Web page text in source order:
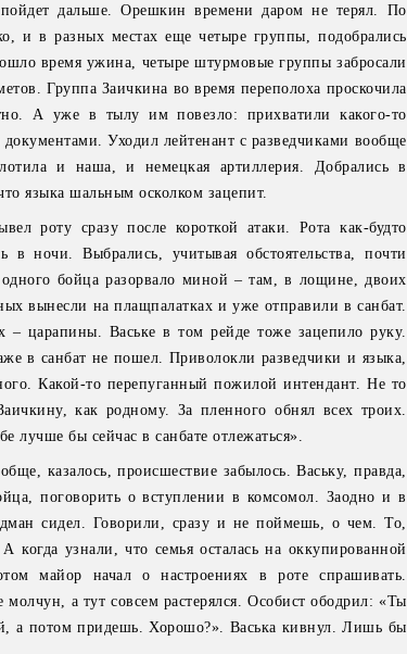
дальше. Орешкин времени даром не терял. По
и в разных местах еще четыре группы, подобрались
время ужина, четыре штурмовые группы забросали
Группа Заичкина во время переполоха проскочила
А уже в тылу им повезло: прихватили какого-то
Уходил лейтенант с разведчиками вообще
и наша, и немецкая артиллерия. Добрались в
языка шальным осколком зацепит.
роту сразу после короткой атаки. Рота как-будто
в ночи. Выбрались, учитывая обстоятельства, почти
одного бойца разорвало миной – там, в лощине, двоих
вынесли на плащпалатках и уже отправили в санбат.
– царапины. Ваське в том рейде тоже зацепило руку.
в санбат не пошел. Приволокли разведчики и языка,
Какой-то перепуганный пожилой интендант. Не то
как родному. За пленного обнял всех троих.
лучше бы сейчас в санбате отлежаться».
казалось, происшествие забылось. Ваську, правда,
поговорить о вступлении в комсомол. Заодно и в
сидел. Говорили, сразу и не поймешь, о чем. То,
узнали, что семья осталась на оккупированной
майор начал о настроениях в роте спрашивать.
а тут совсем растерялся. Особист ободрил: «Ты
а потом придешь. Хорошо?». Васька кивнул. Лишь бы